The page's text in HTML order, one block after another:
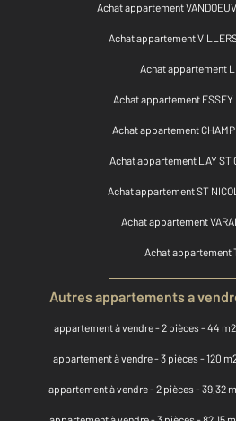
Achat appartement
Achat appartement
Achat appartement
Achat appartement ESSEY
Achat appartement
Achat appartement LAY ST
Achat appartement ST
Achat appartement
Achat appartement
Autres appartements a
appartement à vendre - 2 pièces - 44
appartement à vendre - 3 pièces - 120
appartement à vendre - 2 pièces - 39,32